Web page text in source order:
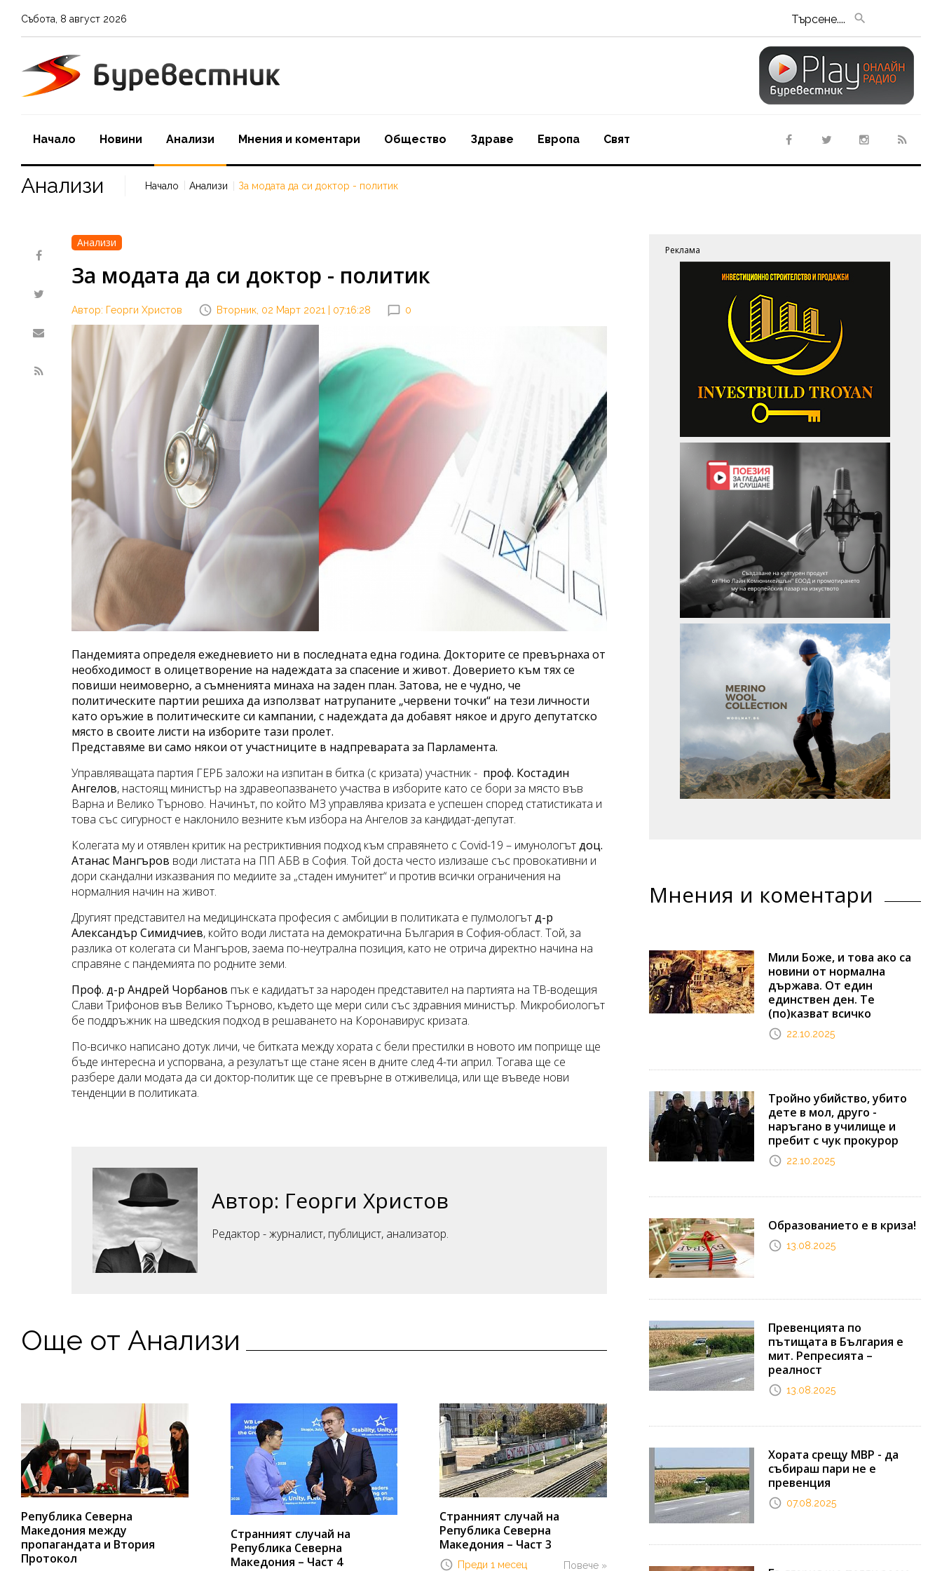
Събота 8 август 2026 Търсене....
Начало Новини Aнализи Мнения и коментари Oбщество Здраве Европа Свят
Анализи Начало Анализи За модата да си доктор - политик
Анализи
За модата да си доктор - политик
Автор: Георги Христов Вторник, 02 Март 2021 | 07:16:28 0
Пандемията определя ежедневието ни в последната една година. Докторите се превърнаха от
необходимост в олицетворение на надеждата за спасение и живот. Доверието към тях се
повиши неимоверно, а съмненията минаха на заден план. Затова, не е чудно, че
политическите партии решиха да използват натрупаните „червени точки“ на тези личности
като оръжие в политическите си кампании, с надеждата да добавят някое и друго депутатско
място в своите листи на изборите тази пролет.
Представяме ви само някои от участниците в надпреварата за Парламента.
Управляващата партия ГЕРБ заложи на изпитан в битка (с кризата) участник - проф. Костадин
Ангелов, настоящ министър на здравеопазването участва в изборите като се бори за място във
Варна и Велико Търново. Начинът, по който МЗ управлява кризата е успешен според статистиката и
това със сигурност е наклонило везните към избора на Ангелов за кандидат-депутат.
Колегата му и отявлен критик на рестриктивния подход към справянето с Covid-19 – имунологътдоц.
Атанас Мангъров води листата на ПП АБВ в София. Той доста често излизаше със провокативни и
дори скандални изказвания по медиите за „стаден имунитет“ и против всички ограничения на
нормалния начин на живот.
Другият представител на медицинската професия с амбиции в политиката е пулмологътд-р
Александър Симидчиев, който води листата на демократична България в София-област. Той, за
разлика от колегата си Мангъров, заема по-неутрална позиция, като не отрича директно начина на
справяне с пандемията по родните земи.
Проф. д-р Андрей Чорбанов пък е кадидатът за народен представител на партията на ТВ-водещия
Слави Трифонов във Велико Търново, където ще мери сили със здравния министър. Микробиологът
бе поддръжник на шведския подход в решаването на Коронавирус кризата.
По-всичко написано дотук личи, че битката между хората с бели престилки в новото им поприще ще
бъде интересна и успорвана, а резулатът ще стане ясен в дните след 4-ти април. Тогава ще се
разбере дали модата да си доктор-политик ще се превърне в отживелица, или ще въведе нови
тенденции в политиката.
Автор: Георги Христов
Редактор - журналист, публицист, анализатор.
Още от Анализи
Република Северна
Македония между
пропагандата и Втория
Протокол
Странният случай на
Република Северна
Македония – Част 4
Странният случай на
Република Северна
Македония – Част 3
Повече »
Преди 1 месец
Реклама
Мнения и коментари
Мили Боже, и това ако са
новини от нормална
държава. От един
единствен ден. Те
(по)казват всичко
22.10.2025
Тройно убийство, убито
дете в мол, друго -
наръгано в училище и
пребит с чук прокурор
22.10.2025
Образованието е в криза!
13.08.2025
Превенцията по
пътищата в България е
мит. Репресията –
реалност
13.08.2025
Хората срещу МВР - да
събираш пари не е
превенция
07.08.2025